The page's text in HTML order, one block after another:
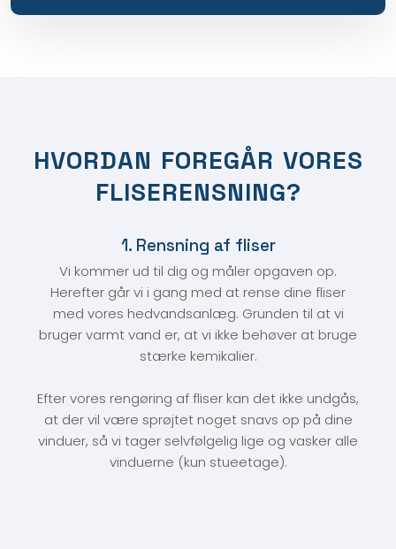
HVORDAN FOREGÅR VORES
FLISERENSNING?​
1. Rensning af fliser
Vi kommer ud til dig og måler opgaven op.
Herefter går vi i gang med at rense dine fliser
med vores hedvandsanlæg. Grunden til at vi
bruger varmt vand er, at vi ikke behøver at bruge
stærke kemikalier.
Efter vores rengøring af fliser kan det ikke undgås,
at der vil være sprøjtet noget snavs op på dine
vinduer, så vi tager selvfølgelig lige og vasker alle
vinduerne (kun stueetage).